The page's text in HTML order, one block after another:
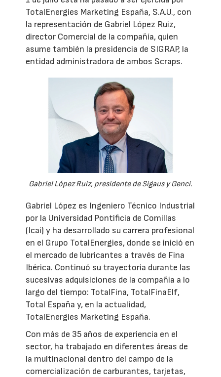
TotalEnergies Marketing España, S.A.U., con
la representación de Gabriel López Ruiz,
director Comercial de la compañía, quien
asume también la presidencia de SIGRAP, la
entidad administradora de ambos Scraps.
Gabriel López Ruiz, presidente de Sigaus y Genci.
Gabriel López es Ingeniero Técnico Industrial
por la Universidad Pontificia de Comillas
(Icai) y ha desarrollado su carrera profesional
en el Grupo TotalEnergies, donde se inició en
el mercado de lubricantes a través de Fina
Ibérica. Continuó su trayectoria durante las
sucesivas adquisiciones de la compañía a lo
largo del tiempo: TotalFina, TotalFinaElf,
Total España y, en la actualidad,
TotalEnergies Marketing España.
Con más de 35 años de experiencia en el
sector, ha trabajado en diferentes áreas de
la multinacional dentro del campo de la
comercialización de carburantes, tarjetas,